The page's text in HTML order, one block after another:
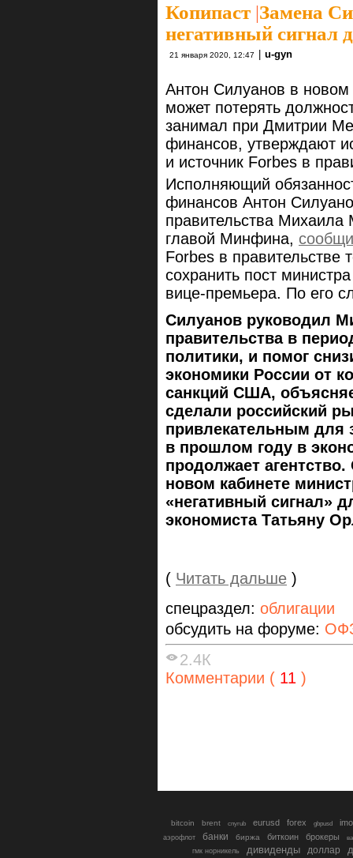
Копипаст |Замена
негативный сигнал
21 января 2020, 12:47 u-gyn
Антон Силуанов в
может потерять
занимал при Дмитрии
финансов, утверждают
и источник Forbes в
Исполняющий
финансов Антон
правительства Михаила
главой Минфина,
Forbes в
сохранить пост
вице-премьера. По его
Силуанов руководил
правительства в
политики, и помог
экономики России от
санкций США,
сделали российский
привлекательным для
в прошлом году в
продолжает
новом кабинете
«негативный сигнал»
экономиста Татьяну
( Читать дальше )
спецраздел: облигации
обсудить на форуме:
2.4К
Комментарии ( 11 )
bitcoin brent cnyrub eurusd forex gbpusd
аэрофлот банки биржа биткоин брокеры
гмк норникель
дивиденды доллар